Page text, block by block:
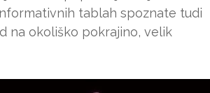
tablah spoznate tudi
na okoliško pokrajino, velik